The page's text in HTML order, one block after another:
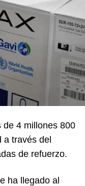
de 4 millones 800
a través del
de refuerzo.
ha llegado al